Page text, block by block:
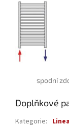
spodní
Doplňkové
Kategorie: